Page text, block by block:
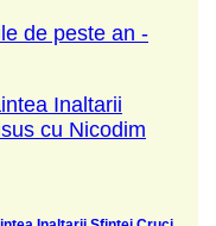
de peste an -
Inaltarii
cu Nicodim